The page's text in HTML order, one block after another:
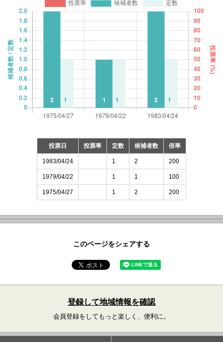
投票日 投票率 定数 候補者数 倍率
1983/04/24 1 2 200
1979/04/22 1 1 100
1975/04/27 1 2 200
このページをシェアする
登録して地域情報を確認
会員登録をしてもっと楽しく、便利に。